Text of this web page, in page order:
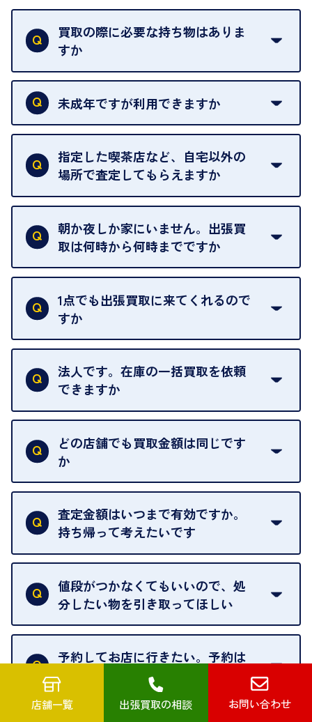
買取の際に必要な持ち物はありま
すか
本人確認書類をご用意ください。ご利用になれる書
類はこちらをご確認ください。
未成年ですが利用できますか
18歳未満の方は、保護者の同意があってもご利用い
ただけません。
指定した喫茶店など、自宅以外の
場所で査定してもらえますか
ご自宅以外での査定はお引き受けできません。ご指
定のお店や、ほかのお客様への迷惑となることが考
えられるためです。
朝か夜しか家にいません。出張買
取は何時から何時までですか
ご訪問可能時間は、10時から19時です。
ただし、お品物の種類や量によっては対応させてい
ただくことがあります。
1点でも出張買取に来てくれるので
すか
はい。1点でもお伺いします。
法人です。在庫の一括買取を依頼
できますか
はい。喜んで承ります。出張買取をご利用くださ
い。
ご指定の場所にお伺いします。
どの店舗でも買取金額は同じです
か
はい。全店舗一律です。
ただし、中古市場は日々変動するため、査定した日
によって査定額が変わることはございます。
査定金額はいつまで有効ですか。
持ち帰って考えたいです
査定額は当日限り有効です。
中古市場が日々変動するため、翌日には査定額が変
わることがございます。
値段がつかなくてもいいので、処
分したい物を引き取ってほしい
再販不可能な物は、場合によってはお断りすること
がございます。ご了承ください。
予約してお店に行きたい。予約は
可能ですか
申し訳ありませんが、現在はご来店の予約は承って
店舗一覧 出張買取の相談 お問い合わせ